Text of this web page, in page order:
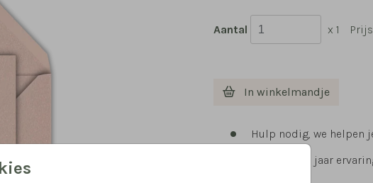
Aantal x 1
In winkelmandje
Hulp nodig, we helpen
Meer dan 15 jaar